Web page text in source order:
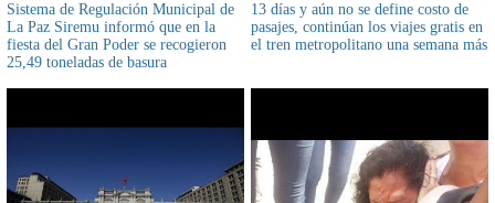
Sistema de Regulación Municipal de
La Paz Siremu informó que en la
fiesta del Gran Poder se recogieron
25,49 toneladas de basura
13 días y aún no se define costo de
pasajes, continúan los viajes gratis en
el tren metropolitano una semana más